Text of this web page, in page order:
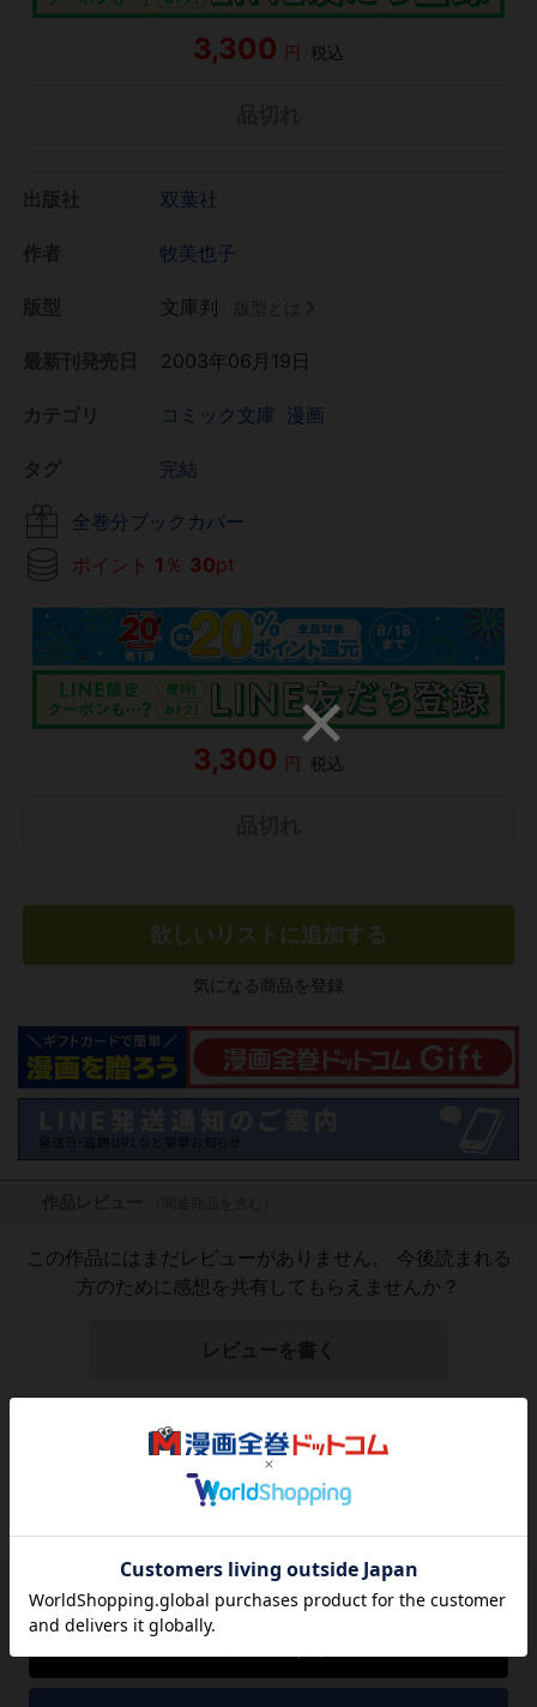
3,300 円 税込
双葉社
牧美也子
文庫判
2003年06月19日
コミック文庫 漫画
完結
全巻分ブックカバー
ポイント 1 ％ 30pt
3,300 円 税込
欲しいリストに追加する
気になる商品を登録
この作品にはまだレビューがありません。 今後読まれる
方のために感想を共有してもらえませんか？
レビューを書く
3,300 円 税込
品切れ